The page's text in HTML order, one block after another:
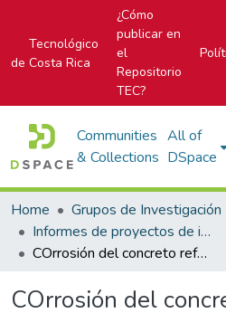
Tecnológico
de Costa Rica
¿Cómo
publicar en
el
Repositorio
TEC?
Communities
& Collections
All of
DSpace
Home
Grupos de Investigación
Informes de proyectos de investigación
COrrosión del concreto reforzado y DEgradación de sus propiedades MEcánicas (CODE_MEC2): Etapa 2 Estudio experimental y modelación computacional de la carbonatación y corrosión del concreto reforzado. Código: 1490020
COrrosión del